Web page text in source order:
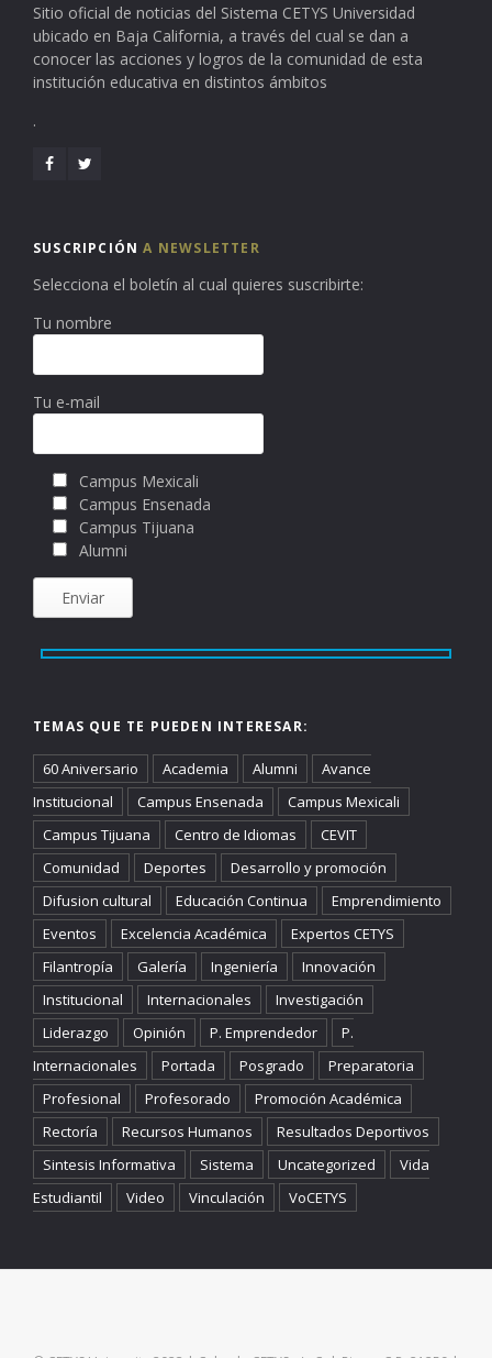
Sitio oficial de noticias del Sistema CETYS Universidad
ubicado en Baja California, a través del cual se dan a
conocer las acciones y logros de la comunidad de esta
institución educativa en distintos ámbitos
.
SUSCRIPCIÓNA NEWSLETTER
Selecciona el boletín al cual quieres suscribirte:
Tu nombre
Tu e-mail
Campus Mexicali
Campus Ensenada
Campus Tijuana
Alumni
TEMAS QUE TE PUEDEN INTERESAR:
60 Aniversario Academia Alumni
Avance
Institucional
Campus Ensenada
Campus Mexicali
Campus Tijuana
Centro de Idiomas
CEVIT
Comunidad
Deportes
Desarrollo y promoción
Difusion cultural
Educación Continua
Emprendimiento
Eventos
Excelencia Académica
Expertos CETYS
Filantropía
Galería Ingeniería
Innovación
Institucional
Internacionales
Investigación
Liderazgo
Opinión P. Emprendedor
P.
Internacionales
Portada Posgrado
Preparatoria
Profesional
Profesorado
Promoción Académica
Rectoría
Recursos Humanos
Resultados Deportivos
Sintesis Informativa
Sistema Uncategorized
Vida
Estudiantil
Video Vinculación VoCETYS